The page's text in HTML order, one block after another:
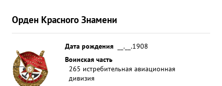
Орден Красного Знамени
Дата рождения
__.__.1908
Воинская часть
265 истребительная авиационная
дивизия